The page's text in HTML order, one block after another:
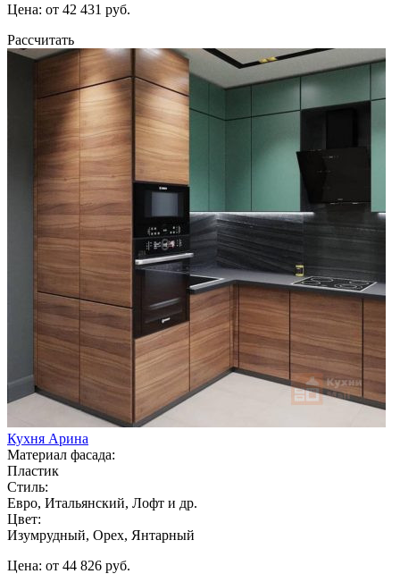
Цена: от 42 431 руб.
Рассчитать
Кухня Арина
Материал фасада:
Пластик
Стиль:
Евро, Итальянский, Лофт и др.
Цвет:
Изумрудный, Орех, Янтарный
Цена: от 44 826 руб.